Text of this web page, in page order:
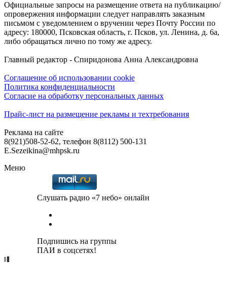
Официальные запросы на размещение ответа на публикацию/
опровержения информации следует направлять заказным
письмом с уведомлением о вручении через Почту России по
адресу: 180000, Псковская область, г. Псков, ул. Ленина, д. 6а,
либо обращаться лично по тому же адресу.
Главный редактор - Спиридонова Анна Александровна
Соглашение об использовании cookie
Политика конфиденциальности
Согласие на обработку персональных данных
Прайс-лист на размещение рекламы и техтребования
Реклама на сайте
8(921)508-52-62, телефон 8(8112) 500-131
E.Sezeikina@mhpsk.ru
Меню
Слушать радио «7 небо» онлайн
Подпишись на группы
ПАИ в соцсетях!